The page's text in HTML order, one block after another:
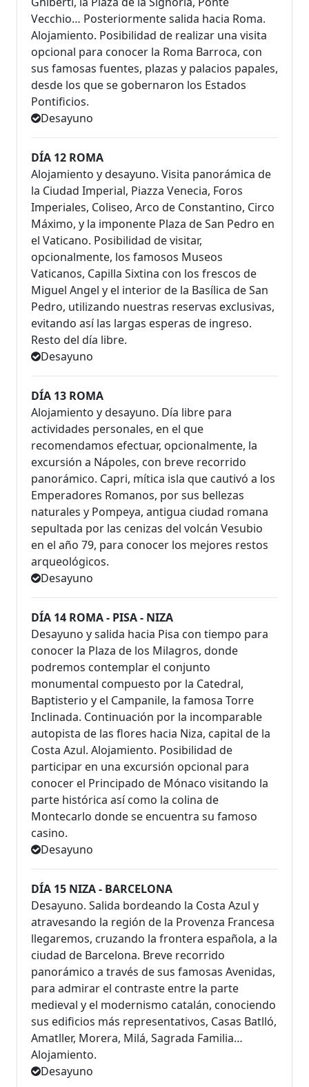
Vecchio… Posteriormente salida hacia Roma.
Alojamiento. Posibilidad de realizar una visita
opcional para conocer la Roma Barroca, con
sus famosas fuentes, plazas y palacios papales,
desde los que se gobernaron los Estados
Pontificios.
Desayuno
DÍA 12 ROMA
Alojamiento y desayuno. Visita panorámica de
la Ciudad Imperial, Piazza Venecia, Foros
Imperiales, Coliseo, Arco de Constantino, Circo
Máximo, y la imponente Plaza de San Pedro en
el Vaticano. Posibilidad de visitar,
opcionalmente, los famosos Museos
Vaticanos, Capilla Sixtina con los frescos de
Miguel Angel y el interior de la Basílica de San
Pedro, utilizando nuestras reservas exclusivas,
evitando así las largas esperas de ingreso.
Resto del día libre.
Desayuno
DÍA 13 ROMA
Alojamiento y desayuno. Día libre para
actividades personales, en el que
recomendamos efectuar, opcionalmente, la
excursión a Nápoles, con breve recorrido
panorámico. Capri, mítica isla que cautivó a los
Emperadores Romanos, por sus bellezas
naturales y Pompeya, antigua ciudad romana
sepultada por las cenizas del volcán Vesubio
en el año 79, para conocer los mejores restos
arqueológicos.
Desayuno
DÍA 14 ROMA - PISA - NIZA
Desayuno y salida hacia Pisa con tiempo para
conocer la Plaza de los Milagros, donde
podremos contemplar el conjunto
monumental compuesto por la Catedral,
Baptisterio y el Campanile, la famosa Torre
Inclinada. Continuación por la incomparable
autopista de las flores hacia Niza, capital de la
Costa Azul. Alojamiento. Posibilidad de
participar en una excursión opcional para
conocer el Principado de Mónaco visitando la
parte histórica así como la colina de
Montecarlo donde se encuentra su famoso
casino.
Desayuno
DÍA 15 NIZA - BARCELONA
Desayuno. Salida bordeando la Costa Azul y
atravesando la región de la Provenza Francesa
llegaremos, cruzando la frontera española, a la
ciudad de Barcelona. Breve recorrido
panorámico a través de sus famosas Avenidas,
para admirar el contraste entre la parte
medieval y el modernismo catalán, conociendo
sus edificios más representativos, Casas Batlló,
Amatller, Morera, Milá, Sagrada Familia…
Alojamiento.
Desayuno